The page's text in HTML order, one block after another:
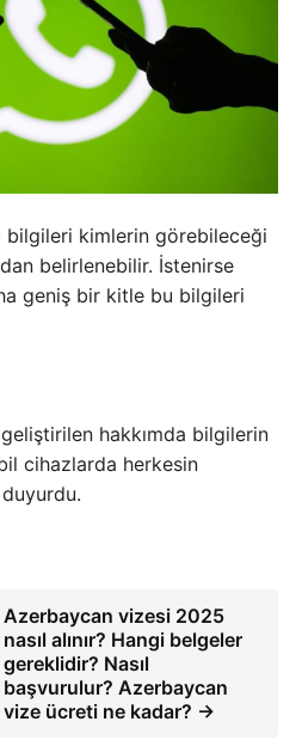
bilgileri kimlerin görebileceği
belirlenebilir. İstenirse
geniş bir kitle bu bilgileri
hakkımda bilgilerin
cihazlarda herkesin
duyurdu.
Azerbaycan vizesi 2025
nasıl alınır? Hangi belgeler
gereklidir? Nasıl
başvurulur? Azerbaycan
vize ücreti ne kadar? →